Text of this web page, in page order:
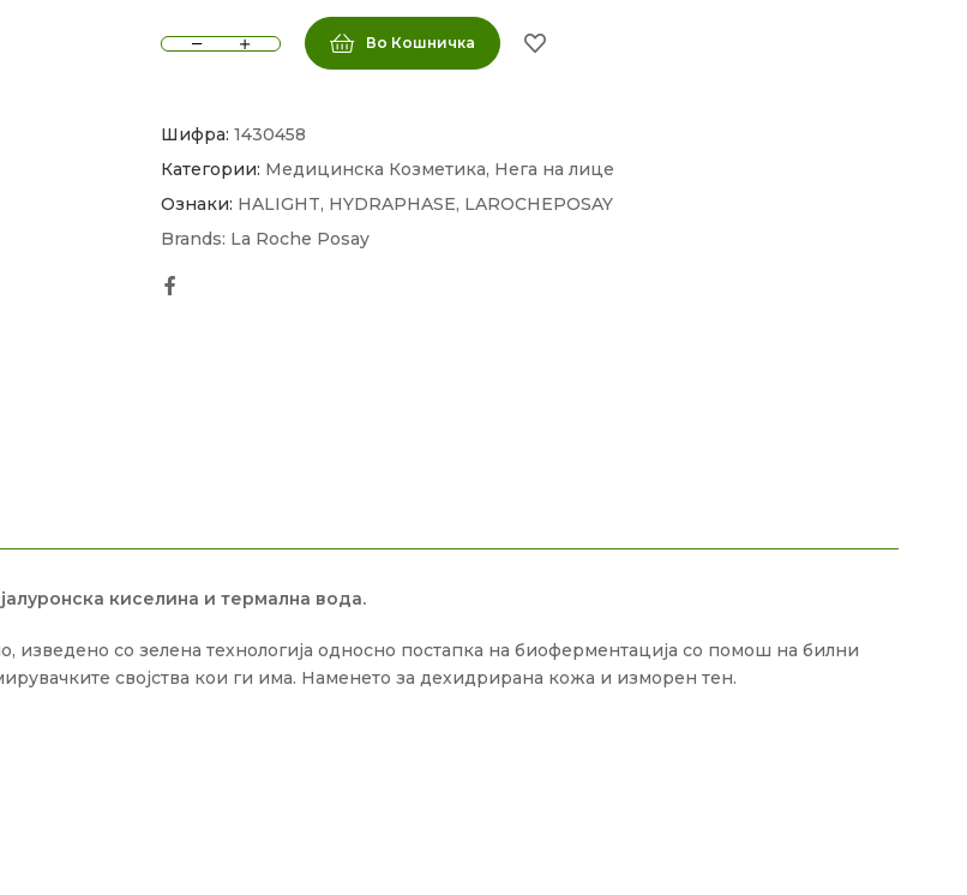
Во Кошничка
Шифра: 1430458
Категории: Медицинска Козметика, Нега на лице
Ознаки: HALIGHT, HYDRAPHASE, LAROCHEPOSAY
Brands: La Roche Posay
киселина и термална вода.
изведено со зелена технологија односно постапка на биоферментација со помош на билни
својства кои ги има. Наменето за дехидрирана кожа и изморен тен.